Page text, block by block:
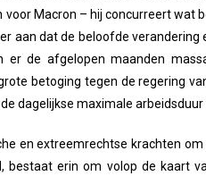
voor Macron – hij concurreert
aan dat de beloofde
er de afgelopen maanden
betoging tegen de regering
dagelijkse maximale arbeidsduur
en extreemrechtse krachten
bestaat erin om volop de kaart